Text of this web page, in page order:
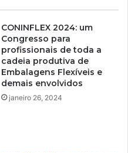
CONINFLEX 2024: um
Congresso para
profissionais de toda a
cadeia produtiva de
Embalagens Flexíveis e
demais envolvidos
janeiro 26, 2024